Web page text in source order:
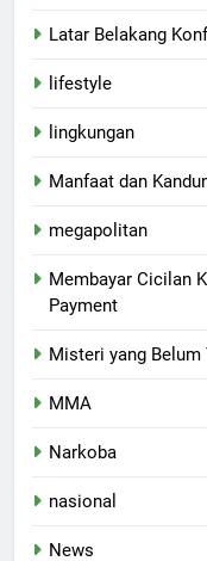
Latar Belakang
lifestyle
lingkungan
Manfaat dan
megapolitan
Membayar Cicilan
Payment
Misteri yang Belum
MMA
Narkoba
nasional
News